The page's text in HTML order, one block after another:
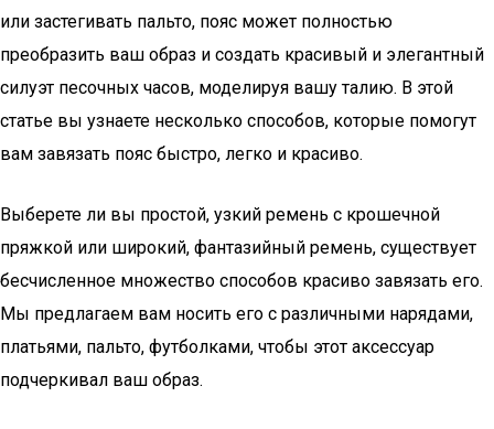
или застегивать пальто, пояс может полностью
преобразить ваш образ и создать красивый и элегантный
силуэт песочных часов, моделируя вашу талию. В этой
статье вы узнаете несколько способов, которые помогут
вам завязать пояс быстро, легко и красиво.
Выберете ли вы простой, узкий ремень с крошечной
пряжкой или широкий, фантазийный ремень, существует
бесчисленное множество способов красиво завязать его.
Мы предлагаем вам носить его с различными нарядами,
платьями, пальто, футболками, чтобы этот аксессуар
подчеркивал ваш образ.